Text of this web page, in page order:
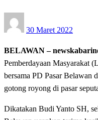
on
30 Maret 2022
BELAWAN –
Pemberdayaan Masyarakat
bersama PD Pasar Belawan
gotong royong di pasar
Dikatakan Budi Yanto SH,